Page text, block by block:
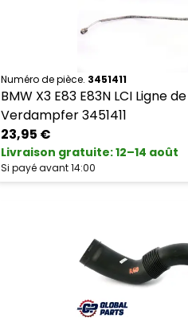
Numéro de pièce. 3451411
BMW X3 E83 E83N LCI Ligne
Verdampfer 3451411
23,95 €
Livraison gratuite:12–14 août
Si payé avant 14:00